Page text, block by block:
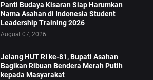
Panti Budaya Kisaran Siap Harumkan
Nama Asahan di Indonesia Student
Leadership Training 2026
August 07, 2026
Jelang HUT RI ke-81, Bupati Asahan
Bagikan Ribuan Bendera Merah Putih
kepada Masyarakat